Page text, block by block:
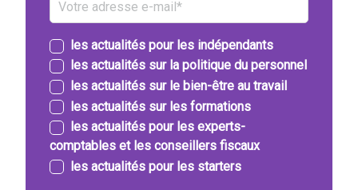
les actualités pour les indépendants
les actualités sur la politique du personnel
les actualités sur le bien-être au travail
les actualités sur les formations
les actualités pour les experts-
comptables et les conseillers fiscaux
les actualités pour les starters